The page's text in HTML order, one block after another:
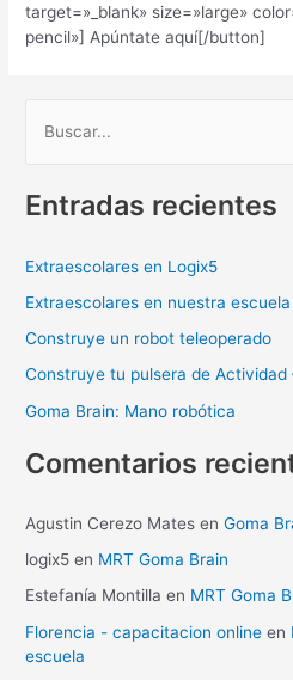
target=»_blank» size=»large»
pencil»] Apúntate aquí[/button]
s
a
r
p
Entradas recientes
Extraescolares en Logix5
Extraescolares en nuestra escuela
Construye un robot teleoperado
Construye tu pulsera de Actividad
Goma Brain: Mano robótica
Comentarios
Agustin Cerezo Mates enGoma
logix5 en MRT Goma Brain
Estefanía Montilla en MRT Goma
Florencia - capacitacion online en
escuela